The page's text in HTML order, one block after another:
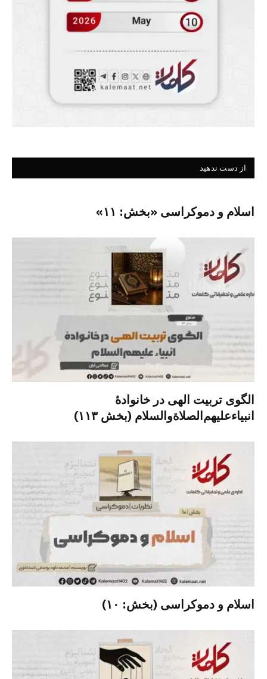
از دست ندهید
اسلام و دموکراسی «بخش: ۱۱»
الگوی تربیت الهی در خانوادۀ
انبیاءعلیهم‌الصلاةو‌السلام (بخش ۱۱۳)
اسلام و دموکراسی (بخش: ۱۰)